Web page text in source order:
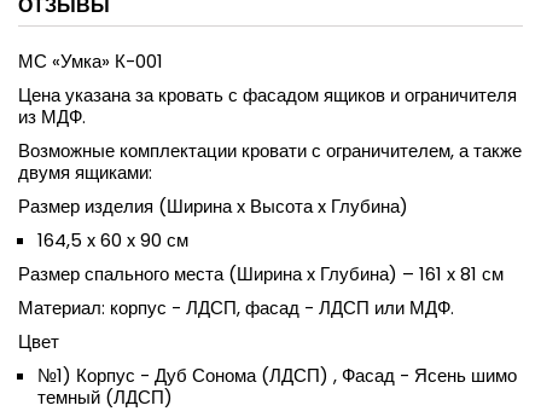
МС «Умка» К-001
Цена указана за кровать с фасадом ящиков и ограничителя
из МДФ.
Возможные комплектации кровати с ограничителем, а также
двумя ящиками:
Размер изделия (Ширина x Высота x Глубина)
164,5 x 60 x 90 см
Размер спального места (Ширина x Глубина) – 161 x 81 см
Материал: корпус - ЛДСП, фасад - ЛДСП или МДФ.
Цвет
№1) Корпус - Дуб Сонома (ЛДСП) , Фасад - Ясень шимо
темный (ЛДСП)